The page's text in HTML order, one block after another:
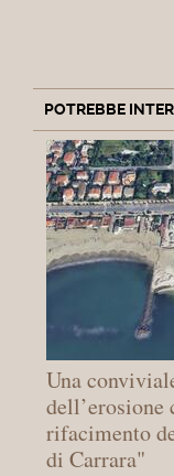
POTREBBE
Una
rifacimento
di Carrara"